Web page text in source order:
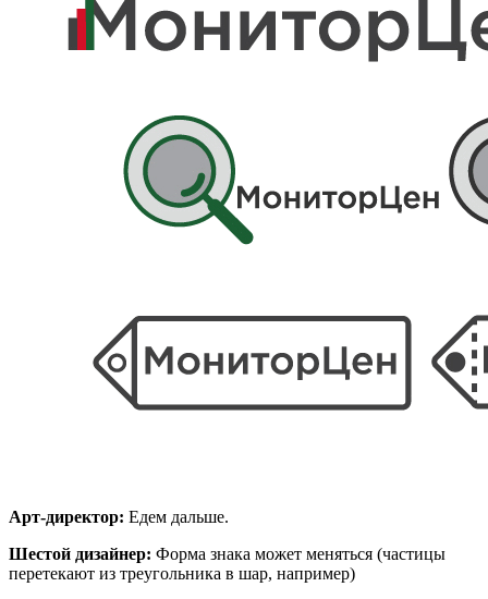
Арт-директор: Едем дальше.
Шестой дизайнер: Форма знака может меняться (частицы
перетекают из треугольника в шар, например)